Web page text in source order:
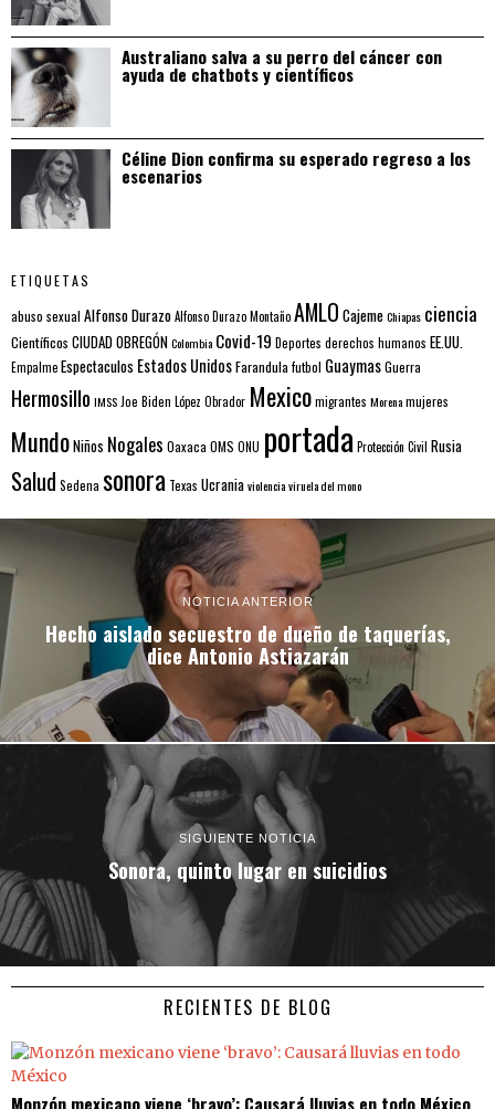
Australiano salva a su perro del cáncer con
ayuda de chatbots y científicos
Céline Dion confirma su esperado regreso a los
escenarios
ETIQUETAS
abuso sexual Alfonso DurazoAlfonso Durazo MontañoAMLO CajemeChiapas ciencia
Científicos CIUDAD OBREGÓNColombia Covid-19 Deportes derechos humanos EE.UU.
EmpalmeEspectaculos Estados UnidosFarandulafutbol GuaymasGuerra
Hermosillo IMSS Joe Biden López Obrador Mexicomigrantes Morenamujeres
MundoNiños Nogales Oaxaca OMS ONU portada Protección Civil Rusia
Salud Sedena sonora Texas Ucraniaviolenciaviruela del mono
NOTICIA ANTERIOR
Hecho aislado secuestro de dueño de taquerías,
dice Antonio Astiazarán
SIGUIENTE NOTICIA
Sonora, quinto lugar en suicidios
RECIENTES DE BLOG
Monzón mexicano viene ‘bravo’: Causará lluvias en todo México